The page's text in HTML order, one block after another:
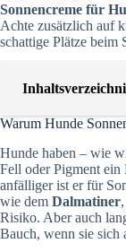
Sonnencreme für
Achte zusätzlich auf
schattige Plätze beim
Warum Hunde
Hunde haben – wie
Fell oder Pigment ein
anfälliger ist er für
wie dem Dalmatiner,
Risiko. Aber auch
Bauch, wenn sie sich